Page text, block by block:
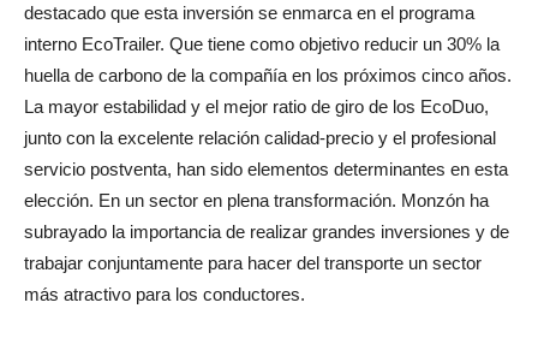
destacado que esta inversión se enmarca en el programa
interno EcoTrailer. Que tiene como objetivo reducir un 30% la
huella de carbono de la compañía en los próximos cinco años.
La mayor estabilidad y el mejor ratio de giro de los EcoDuo,
junto con la excelente relación calidad-precio y el profesional
servicio postventa, han sido elementos determinantes en esta
elección. En un sector en plena transformación. Monzón ha
subrayado la importancia de realizar grandes inversiones y de
trabajar conjuntamente para hacer del transporte un sector
más atractivo para los conductores.